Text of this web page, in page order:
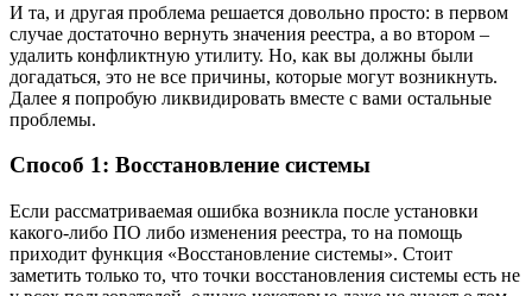
И та, и другая проблема решается довольно просто: в первом
случае достаточно вернуть значения реестра, а во втором –
удалить конфликтную утилиту. Но, как вы должны были
догадаться, это не все причины, которые могут возникнуть.
Далее я попробую ликвидировать вместе с вами остальные
проблемы.
Способ 1: Восстановление системы
Если рассматриваемая ошибка возникла после установки
какого-либо ПО либо изменения реестра, то на помощь
приходит функция «Восстановление системы». Стоит
заметить только то, что точки восстановления системы есть не